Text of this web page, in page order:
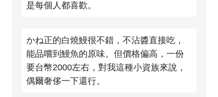
是每個人都喜歡。
かね正的白燒鰻很不錯，不沾醬直接吃，
能品嚐到鰻魚的原味。但價格偏高，一份
要台幣2000左右，對我這種小資族來說，
偶爾奢侈一下還行。